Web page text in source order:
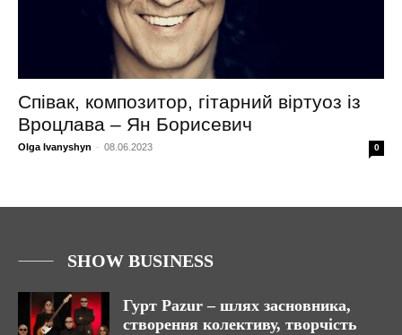
Співак, композитор, гітарний віртуоз із
Вроцлава – Ян Борисевич
Olga Ivanyshyn - 08.06.2023 0
SHOW BUSINESS
Гурт Pazur – шлях засновника,
створення колективу, творчість